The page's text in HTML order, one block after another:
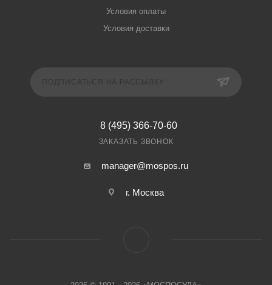
Условия оплаты
Условия доставки
8 (495) 366-70-60
ЗАКАЗАТЬ ЗВОНОК
manager@mospos.ru
г. Москва